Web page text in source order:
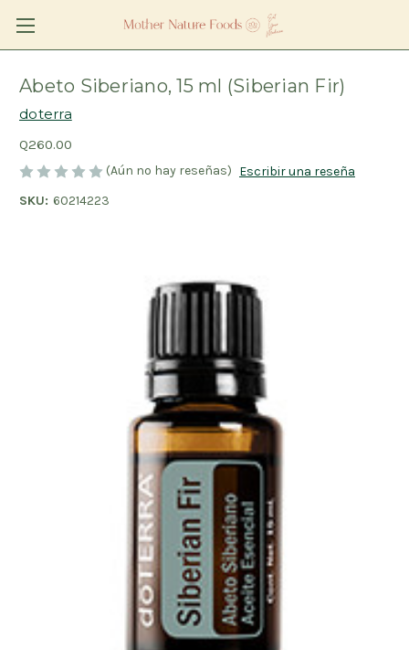
Abeto Siberiano, 15 ml (Siberian Fir)
doterra
Q260.00
(Aún no hay reseñas) Escribir una reseña
SKU: 60214223